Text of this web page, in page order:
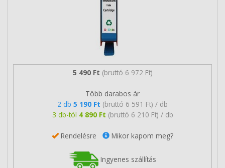
5 490 Ft (bruttó 6 972 Ft)
Több darabos ár
2 db 5 190 Ft (bruttó 6 591 Ft) / db
3 db-tól 4 890 Ft (bruttó 6 210 Ft) / db
Rendelésre Mikor kapom meg?
Ingyenes szállítás